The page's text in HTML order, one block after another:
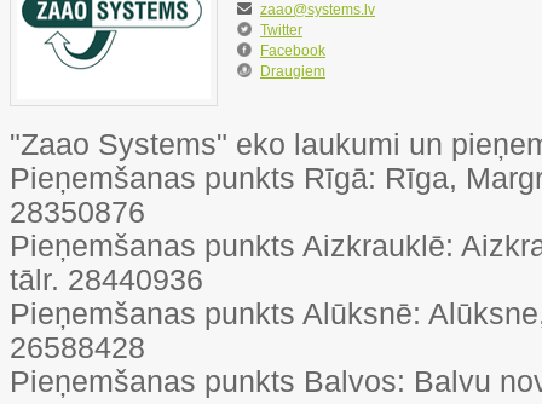
zaao@systems.lv
Twitter
Facebook
Draugiem
"Zaao Systems" eko laukumi un
Pieņemšanas punkts Rīgā: Rīga,
28350876
Pieņemšanas punkts Aizkrauklē:
tālr. 28440936
Pieņemšanas punkts Alūksnē:
26588428
Pieņemšanas punkts Balvos: Balvu